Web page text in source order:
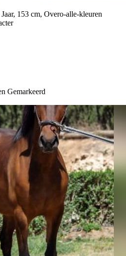
153 cm, Overo-alle-kleuren
Gemarkeerd